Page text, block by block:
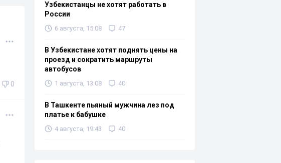
0
Узбекистанцы не хотят работать в
России
6 августа, 15:08 47
В Узбекистане хотят поднять цены на
проезд и сократить маршруты
автобусов
1 августа, 13:08 40
В Ташкенте пьяный мужчина лез под
платье к бабушке
4 августа, 19:43 40